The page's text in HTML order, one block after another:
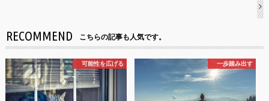
RECOMMEND こちらの記事も人気です。
可能性を広げる 一歩踏み出す